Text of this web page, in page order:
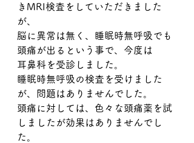
きMRI検査をしていただきました
が、
脳に異常は無く、睡眠時無呼吸でも
頭痛が出るという事で、今度は
耳鼻科を受診しました。
睡眠時無呼吸の検査を受けました
が、問題はありませんでした。
頭痛に対しては、色々な頭痛薬を試
しましたが効果はありませんでし
た。